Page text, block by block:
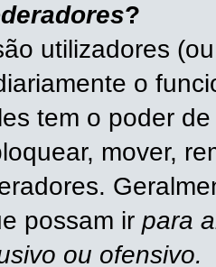
?
utilizadores
o
tem o poder
mover,
possam ir para
ou ofensivo.